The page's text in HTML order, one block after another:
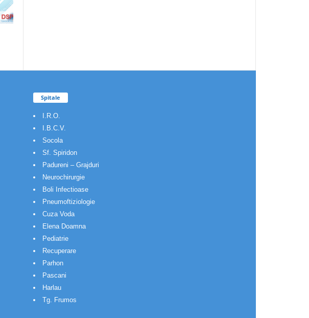
Spitale
I.R.O.
I.B.C.V.
Socola
Sf. Spiridon
Padureni – Grajduri
Neurochirurgie
Boli Infectioase
Pneumoftiziologie
Cuza Voda
Elena Doamna
Pediatrie
Recuperare
Parhon
Pascani
Harlau
Tg. Frumos